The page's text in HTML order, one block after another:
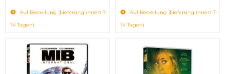
Auf Bestellung (Lieferung innert 7-
14 Tagen)
Auf Bestellung (Lieferung innert 7-
14 Tagen)